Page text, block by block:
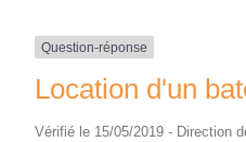
Question-réponse
Location d'un
Vérifié le 15/05/2019 - Direction